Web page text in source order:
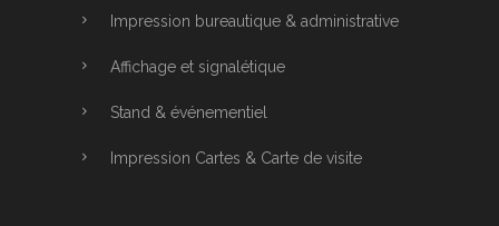
Impression bureautique & administrative
Affichage et signalétique
Stand & événementiel
Impression Cartes & Carte de visite